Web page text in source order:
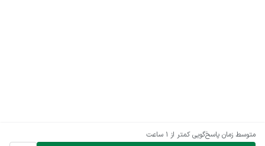
متوسط زمان پاسخ‌گویی کمتر از 1 ساعت